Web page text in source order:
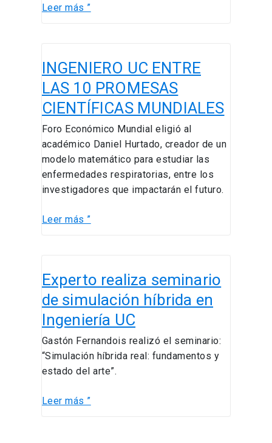
Leer más ”
INGENIERO UC ENTRE
LAS 10 PROMESAS
CIENTÍFICAS MUNDIALES
Foro Económico Mundial eligió al
académico Daniel Hurtado, creador de un
modelo matemático para estudiar las
enfermedades respiratorias, entre los
investigadores que impactarán el futuro.
UC
ENTRE
LAS
10
PROMESAS
CIENTÍFICAS
MUNDIALES
Leer más ”
Experto realiza seminario
de simulación híbrida en
Ingeniería UC
Gastón Fernandois realizó el seminario:
“Simulación híbrida real: fundamentos y
estado del arte”.
realiza
seminario
de
simulación
híbrida
en
Ingeniería
Leer más ”